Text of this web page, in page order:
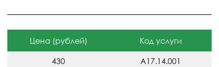
Цена (рублей) Код услуги
430 A17.14.001